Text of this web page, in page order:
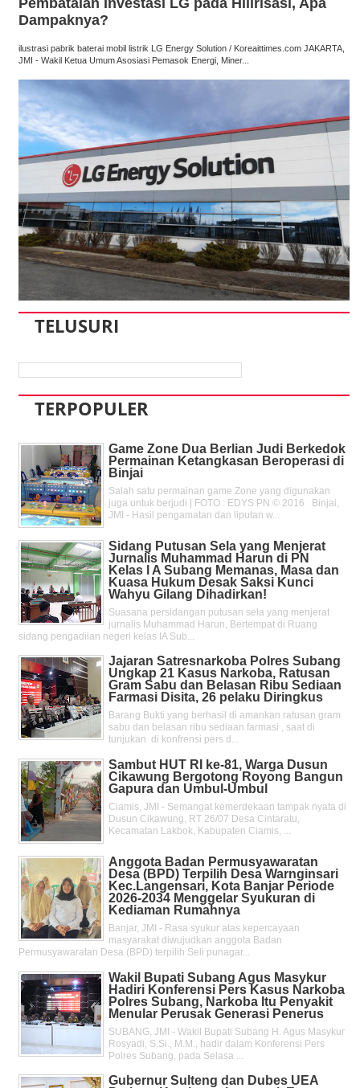
Pembatalan Investasi LG pada Hilirisasi, Apa
Dampaknya?
ilustrasi pabrik baterai mobil listrik LG Energy Solution / Koreaittimes.com JAKARTA,
JMI - Wakil Ketua Umum Asosiasi Pemasok Energi, Miner...
TELUSURI
TERPOPULER
Game Zone Dua Berlian Judi Berkedok
Permainan Ketangkasan Beroperasi di
Binjai
Salah satu permainan game Zone yang digunakan
juga untuk berjudi | FOTO : EDYS PN © 2016 Binjai,
JMI - Hasil pengamatan dan liputan w...
Sidang Putusan Sela yang Menjerat
Jurnalis Muhammad Harun di PN
Kelas l A Subang Memanas, Masa dan
Kuasa Hukum Desak Saksi Kunci
Wahyu Gilang Dihadirkan!
Suasana persidangan putusan sela yang menjerat
jurnalis Muhammad Harun, Bertempat di Ruang
sidang pengadilan negeri kelas IA Sub...
Jajaran Satresnarkoba Polres Subang
Ungkap 21 Kasus Narkoba, Ratusan
Gram Sabu dan Belasan Ribu Sediaan
Farmasi Disita, 26 pelaku Diringkus
Barang Bukti yang berhasil di amankan ratusan gram
sabu dan belasan ribu sediaan farmasi , saat di
tunjukan di konfrensi pers d...
Sambut HUT RI ke-81, Warga Dusun
Cikawung Bergotong Royong Bangun
Gapura dan Umbul-Umbul
Ciamis, JMI - Semangat kemerdekaan tampak nyata di
Dusun Cikawung, RT 26/07 Desa Cintaratu,
Kecamatan Lakbok, Kabupaten Ciamis, ...
Anggota Badan Permusyawaratan
Desa (BPD) Terpilih Desa Warnginsari
Kec.Langensari, Kota Banjar Periode
2026-2034 Menggelar Syukuran di
Kediaman Rumahnya
Banjar, JMI - Rasa syukur atas kepercayaan
masyarakat diwujudkan anggota Badan
Permusyawaratan Desa (BPD) terpilih Seli punagar...
Wakil Bupati Subang Agus Masykur
Hadiri Konferensi Pers Kasus Narkoba
Polres Subang, Narkoba Itu Penyakit
Menular Perusak Generasi Penerus
SUBANG, JMI - Wakil Bupati Subang H. Agus Masykur
Rosyadi, S.Si., M.M., hadir dalam Konferensi Pers
Polres Subang, pada Selasa ...
Gubernur Sulteng dan Dubes UEA